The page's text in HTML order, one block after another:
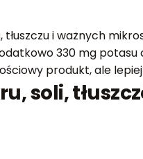
i ważnych
330 mg
produkt, ale
soli,